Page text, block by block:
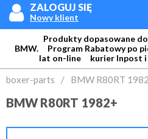
 ZALOGUJ SIĘ
Nowy klient
Login:
Produkty dopasowane
BMW. Program Rabatowy po
lat on-line kurier Inpost i
boxer-parts / BMW R80RT
BMW R80RT 1982+